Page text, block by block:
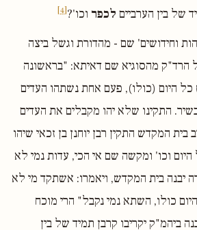
של בין הערביים לכפר וכו'?[4]
וחידושים' שם - מהדורת וגשל ביצה
מהסוגיא שם דאיתא: "בראשונה
כל היום (כולו), פעם אחת נשתהו העדים
התקינו שלא יהו מקבלים את העדים
המקדש התקין רבן יוחנן בן זכאי שיהו
וכו' ומקשה שם אי הכי, עדות נמי לא
יבנה בית המקדש, ויאמרו: אשתקד מי לא
כולו, השתא נמי נקבל" הרי מוכח
ביהמ"ק יקריבו קרבן תמיד של בין